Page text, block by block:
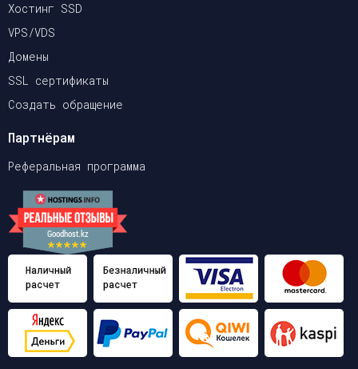
Хостинг SSD
VPS/VDS
Домены
SSL сертификаты
Создать обращение
Партнёрам
Реферальная программа